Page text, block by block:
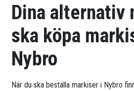
Dina alternativ
ska köpa
Nybro
När du ska beställa markiser i Nybro